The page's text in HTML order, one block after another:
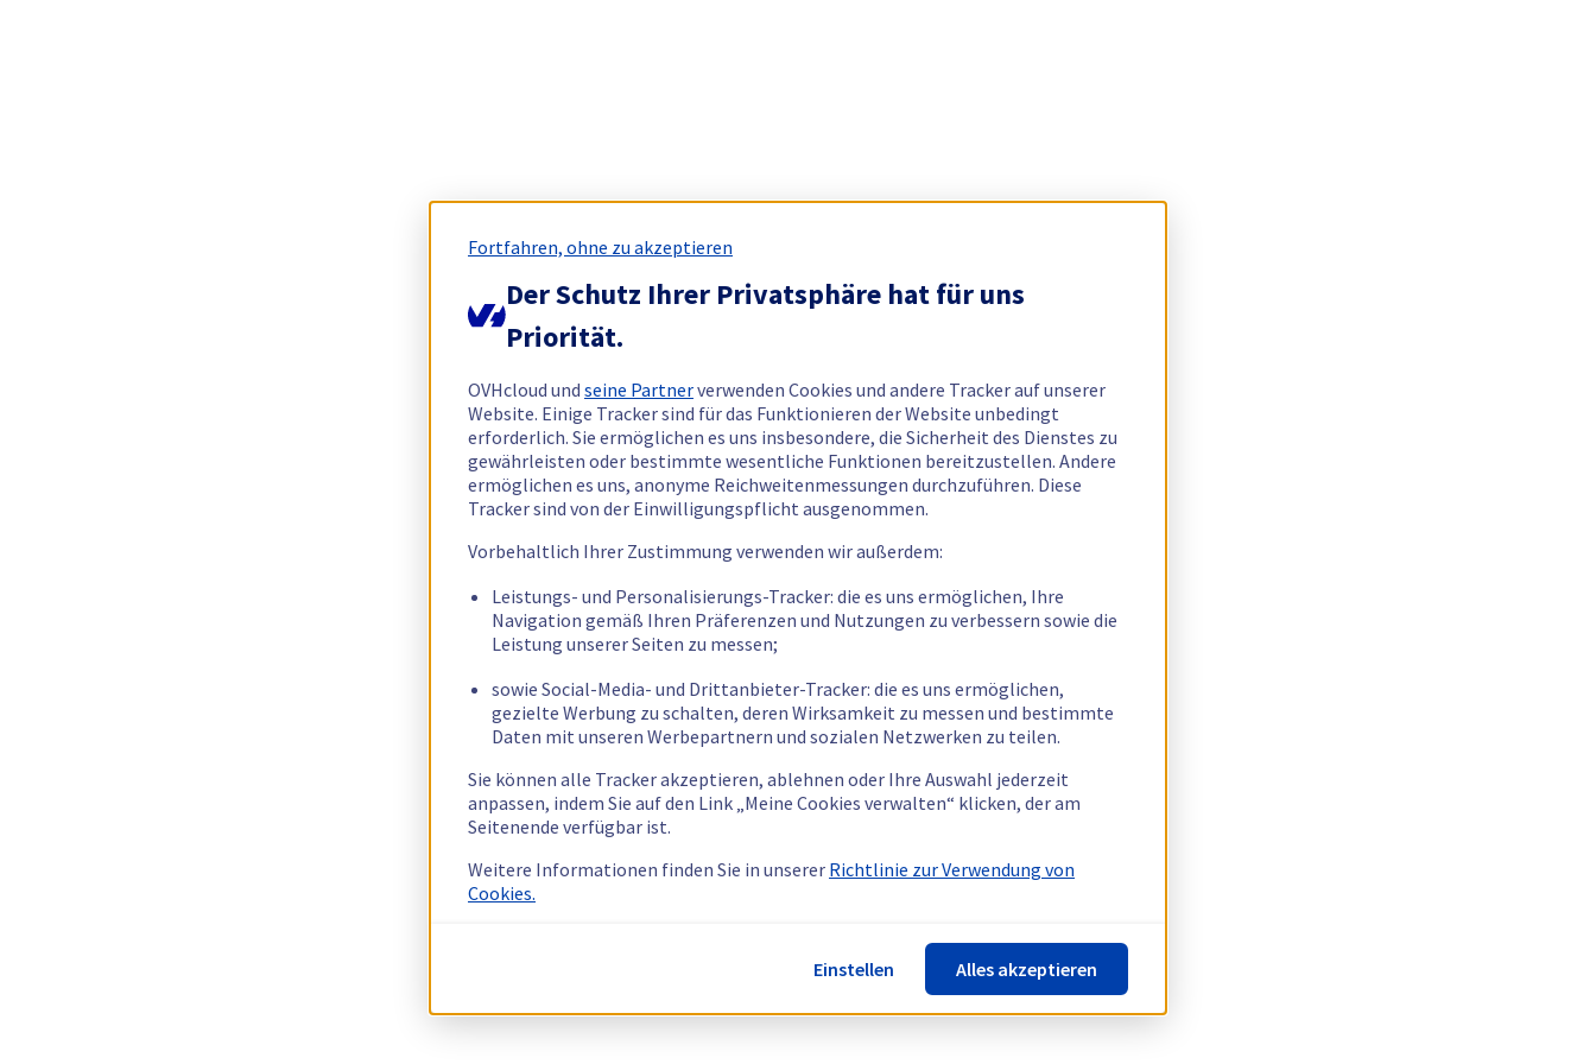
Fortfahren, ohne zu akzeptieren
Der Schutz Ihrer Privatsphäre hat für uns
Priorität.
OVHcloud und seine Partnerverwenden Cookies und andere Tracker auf unserer
Website. Einige Tracker sind für das Funktionieren der Website unbedingt
erforderlich. Sie ermöglichen es uns insbesondere, die Sicherheit des Dienstes zu
gewährleisten oder bestimmte wesentliche Funktionen bereitzustellen. Andere
ermöglichen es uns, anonyme Reichweitenmessungen durchzuführen. Diese
Tracker sind von der Einwilligungspflicht ausgenommen.
Vorbehaltlich Ihrer Zustimmung verwenden wir außerdem:
Leistungs- und Personalisierungs-Tracker: die es uns ermöglichen, Ihre
Navigation gemäß Ihren Präferenzen und Nutzungen zu verbessern sowie die
Leistung unserer Seiten zu messen;
sowie Social-Media- und Drittanbieter-Tracker: die es uns ermöglichen,
gezielte Werbung zu schalten, deren Wirksamkeit zu messen und bestimmte
Daten mit unseren Werbepartnern und sozialen Netzwerken zu teilen.
Sie können alle Tracker akzeptieren, ablehnen oder Ihre Auswahl jederzeit
anpassen, indem Sie auf den Link „Meine Cookies verwalten“ klicken, der am
Seitenende verfügbar ist.
Weitere Informationen finden Sie in unserer Richtlinie zur Verwendung von
Cookies.
Einstellen Alles akzeptieren